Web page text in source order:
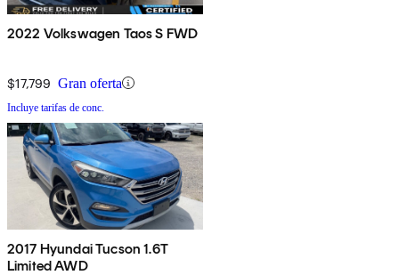
2022 Volkswagen Taos S FWD
$17,799 Gran oferta
Incluye tarifas de conc.
2017 Hyundai Tucson 1.6T
Limited AWD